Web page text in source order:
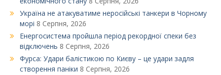
Україна не атакуватиме неросійські танкери в Чорному
морі 8 Серпня, 2026
Енергосистема пройшла період рекордної спеки без
відключень 8 Серпня, 2026
Фурса: Удари балістикою по Києву – це удари задля
створення паніки 8 Серпня, 2026